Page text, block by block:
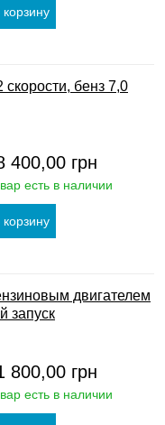
бенз 7,0
400,00 грн
есть в наличии
двигателем
запуск
800,00 грн
есть в наличии